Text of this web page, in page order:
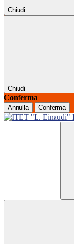
Chiudi
Chiudi
Conferma
Annulla Conferma